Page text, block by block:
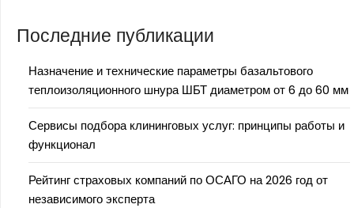
Последние публикации
Назначение и технические параметры базальтового
теплоизоляционного шнура ШБТ диаметром от 6 до 60 мм
Сервисы подбора клининговых услуг: принципы работы и
функционал
Рейтинг страховых компаний по ОСАГО на 2026 год от
независимого эксперта